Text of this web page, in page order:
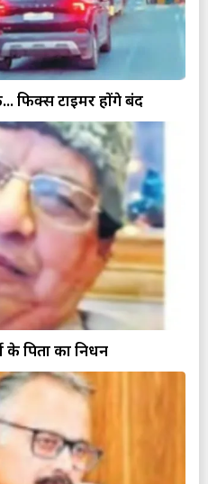
फिक्स टाइमर होंगे बंद
के पिता का निधन